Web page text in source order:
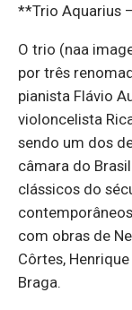
**Trio Aquarius
O trio (naa
por três
pianista Flávio
violoncelista
sendo um dos
câmara do
clássicos do
com obras de
Côrtes,
Braga.